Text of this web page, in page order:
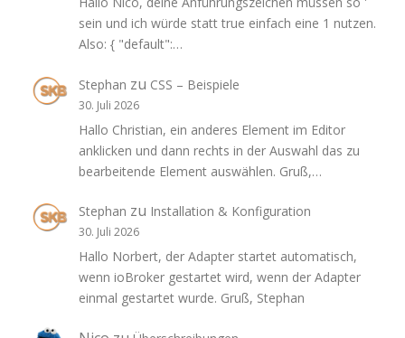
sein und ich würde statt true einfach eine 1 nutzen.
Also: { "default":…
Stephan zu CSS – Beispiele
30. Juli 2026
Hallo Christian, ein anderes Element im Editor
anklicken und dann rechts in der Auswahl das zu
bearbeitende Element auswählen. Gruß,…
Stephan zu Installation & Konfiguration
30. Juli 2026
Hallo Norbert, der Adapter startet automatisch,
wenn ioBroker gestartet wird, wenn der Adapter
einmal gestartet wurde. Gruß, Stephan